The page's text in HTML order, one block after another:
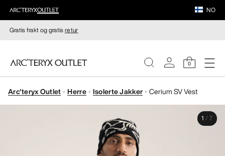
NO
Gratis frakt og gratisretur
0
DAMER
Arc'teryx Outlet Herre Isolerte Jakker Cerium SV Vest
1 / 7